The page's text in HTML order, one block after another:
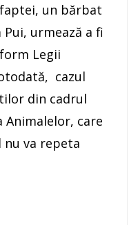
un bărbat
urmează a fi
Legii
cazul
din cadrul
care
nu va repeta